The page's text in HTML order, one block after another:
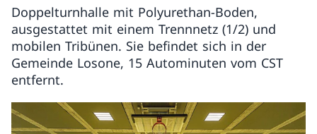
Doppelturnhalle mit Polyurethan-Boden,
ausgestattet mit einem Trennnetz (1/2) und
mobilen Tribünen. Sie befindet sich in der
Gemeinde Losone, 15 Autominuten vom CST
entfernt.